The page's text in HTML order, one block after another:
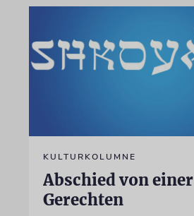
KULTURKOLUMNE
Abschied von einer
Gerechten